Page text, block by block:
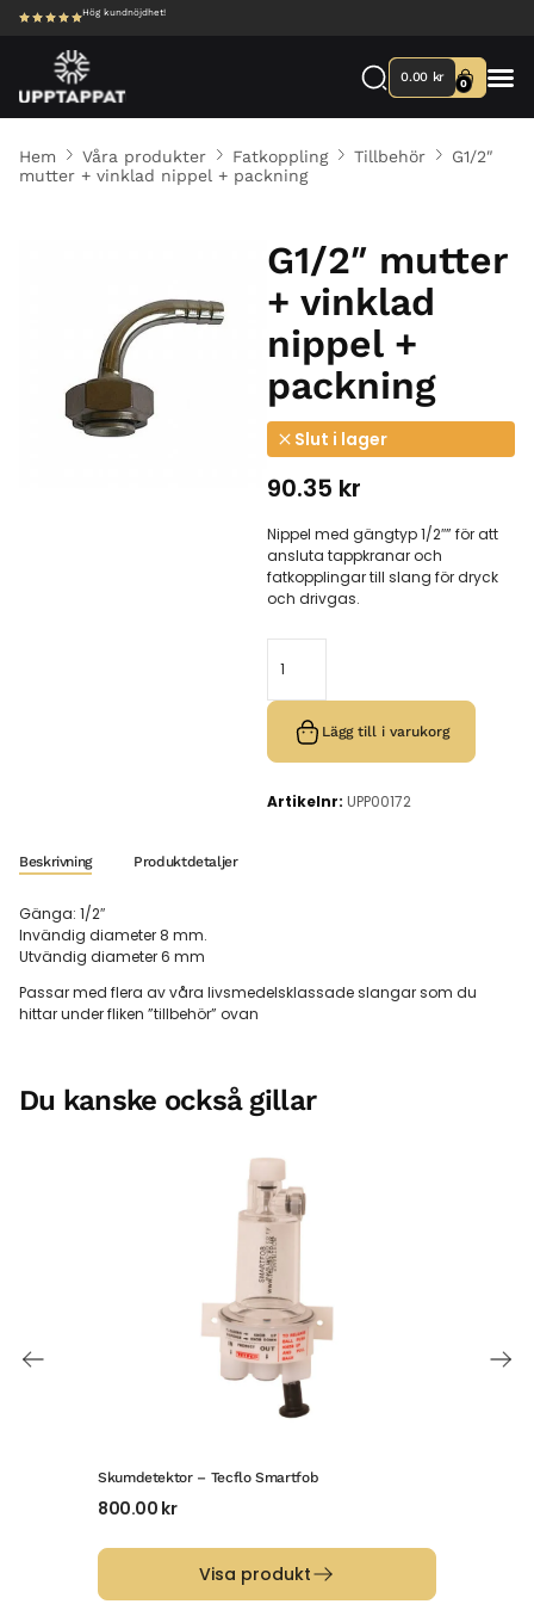
Hög kundnöjdhet!
0.00 kr 0
Hem Våra produkter Fatkoppling Tillbehör
G1/2″
mutter + vinklad nippel + packning
G1/2″ mutter
+ vinklad
nippel +
packning
Slut i lager
90.35 kr
Nippel med gängtyp 1/2″” för att
ansluta tappkranar och
fatkopplingar till slang för dryck
och drivgas.
Lägg till i varukorg
Artikelnr: UPP00172
Beskrivning Produktdetaljer
Gänga: 1/2″
Invändig diameter 8 mm.
Utvändig diameter 6 mm
Passar med flera av våra livsmedelsklassade slangar som du
hittar under fliken ”tillbehör” ovan
Du kanske också gillar
Skumdetektor – Tecflo Smartfob
800.00 kr
Visa produkt